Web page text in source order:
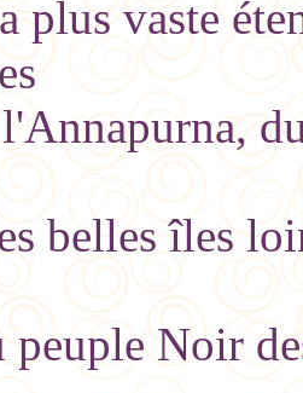
plus vaste
belles îles
peuple Noir